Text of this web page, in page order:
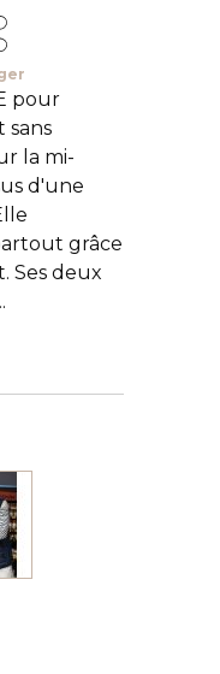
pour
sans
la mi-
d'une
grâce
Ses deux